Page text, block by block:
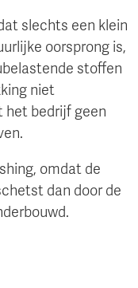
slechts een klein
oorsprong is,
stoffen
niet
het bedrijf geen
omdat de
dan door de